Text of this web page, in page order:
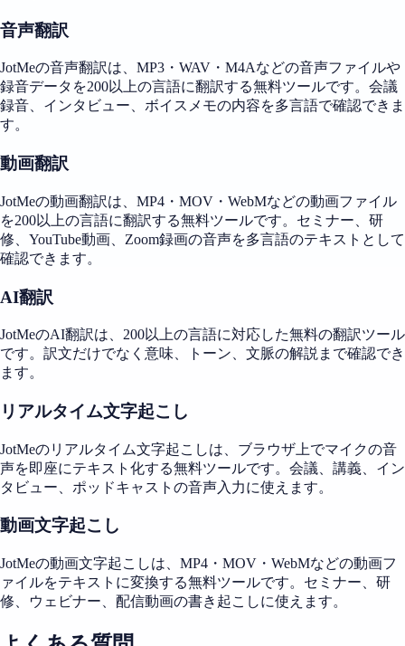
音声翻訳
JotMeの音声翻訳は、MP3・WAV・M4Aなどの音声ファイルや
録音データを200以上の言語に翻訳する無料ツールです。会議
録音、インタビュー、ボイスメモの内容を多言語で確認できま
す。
動画翻訳
JotMeの動画翻訳は、MP4・MOV・WebMなどの動画ファイル
を200以上の言語に翻訳する無料ツールです。セミナー、研
修、YouTube動画、Zoom録画の音声を多言語のテキストとして
確認できます。
AI翻訳
JotMeのAI翻訳は、200以上の言語に対応した無料の翻訳ツール
です。訳文だけでなく意味、トーン、文脈の解説まで確認でき
ます。
リアルタイム文字起こし
JotMeのリアルタイム文字起こしは、ブラウザ上でマイクの音
声を即座にテキスト化する無料ツールです。会議、講義、イン
タビュー、ポッドキャストの音声入力に使えます。
動画文字起こし
JotMeの動画文字起こしは、MP4・MOV・WebMなどの動画フ
ァイルをテキストに変換する無料ツールです。セミナー、研
修、ウェビナー、配信動画の書き起こしに使えます。